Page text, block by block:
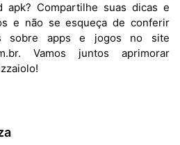
apk? Compartilhe suas dicas e
e não se esqueça de conferir
sobre apps e jogos no site
Vamos juntos aprimorar